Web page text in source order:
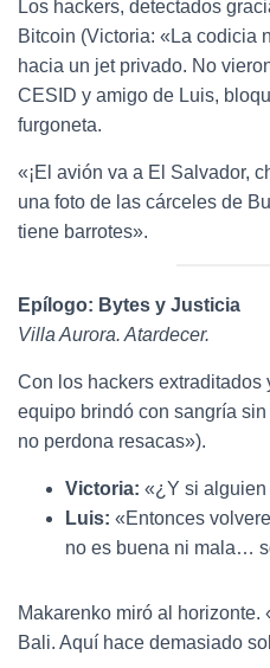
Los hackers, detectados
Bitcoin (Victoria: «La codicia
hacia un jet privado. No
CESID y amigo de Luis,
furgoneta.
«¡El avión va a El Salvador,
una foto de las cárceles de
tiene barrotes».
Epílogo: Bytes y Justicia
Villa Aurora. Atardecer.
Con los hackers extraditados
equipo brindó con sangría
no perdona resacas»).
Victoria: «¿Y si
Luis: «Entonces
no es buena ni mala…
Makarenko miró al horizonte.
Bali. Aquí hace demasiado